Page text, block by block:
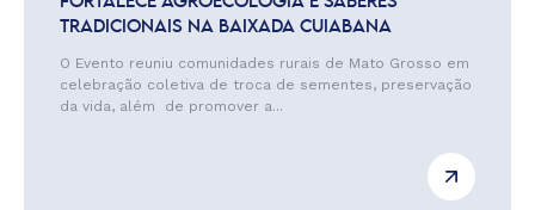
TRADICIONAIS NA BAIXADA CUIABANA
O Evento reuniu comunidades rurais de Mato Grosso em
celebração coletiva de troca de sementes, preservação
da vida, além de promover a...